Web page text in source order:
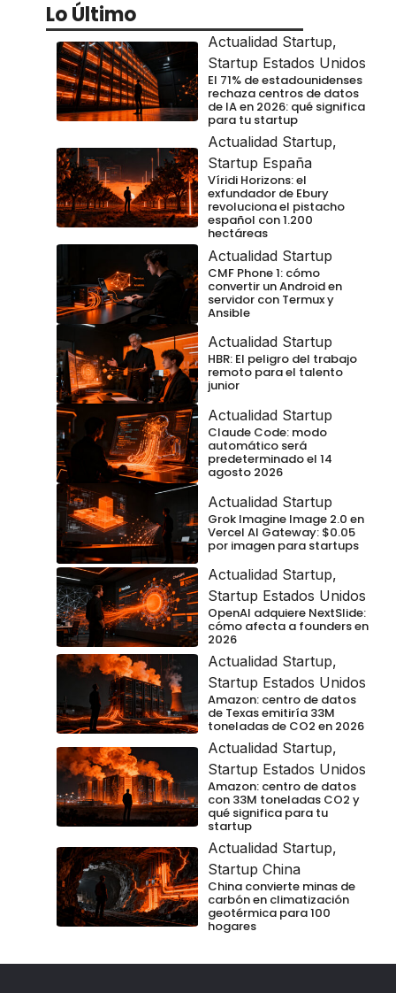
Lo Último
Actualidad Startup,
Startup Estados Unidos
El 71% de estadounidenses
rechaza centros de datos
de IA en 2026: qué significa
para tu startup
Actualidad Startup,
Startup España
Víridi Horizons: el
exfundador de Ebury
revoluciona el pistacho
español con 1.200
hectáreas
Actualidad Startup
CMF Phone 1: cómo
convertir un Android en
servidor con Termux y
Ansible
Actualidad Startup
HBR: El peligro del trabajo
remoto para el talento
junior
Actualidad Startup
Claude Code: modo
automático será
predeterminado el 14
agosto 2026
Actualidad Startup
Grok Imagine Image 2.0 en
Vercel AI Gateway: $0.05
por imagen para startups
Actualidad Startup,
Startup Estados Unidos
OpenAI adquiere NextSlide:
cómo afecta a founders en
2026
Actualidad Startup,
Startup Estados Unidos
Amazon: centro de datos
de Texas emitiría 33M
toneladas de CO2 en 2026
Actualidad Startup,
Startup Estados Unidos
Amazon: centro de datos
con 33M toneladas CO2 y
qué significa para tu
startup
Actualidad Startup,
Startup China
China convierte minas de
carbón en climatización
geotérmica para 100
hogares